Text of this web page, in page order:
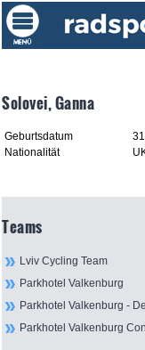
Solovei, Ganna
Geburtsdatum
Nationalität
Teams
Lviv Cycling Team
Parkhotel Valkenburg
Parkhotel Valkenburg -
Parkhotel Valkenburg